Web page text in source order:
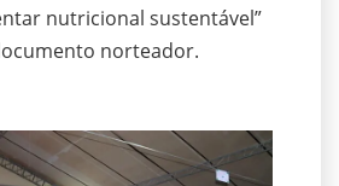
nutricional sustentável”
norteador.